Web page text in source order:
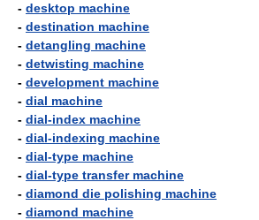
- desktop machine
- destination machine
- detangling machine
- detwisting machine
- development machine
- dial machine
- dial-index machine
- dial-indexing machine
- dial-type machine
- dial-type transfer machine
- diamond die polishing machine
- diamond machine